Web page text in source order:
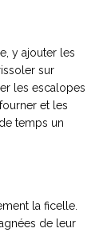
y ajouter les
sur
les escalopes
et les
temps un
la ficelle.
de leur